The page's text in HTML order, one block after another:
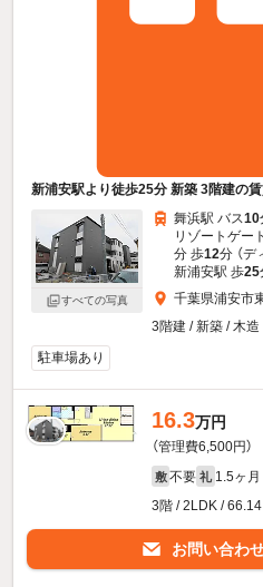
新浦安駅より徒歩25分 新築 3階建の
すべての写真
舞浜駅 バス10
リゾートゲー
分 歩12分 （デ
新浦安駅 歩25
千葉県浦安市
3階建 / 新築 / 木造
駐車場あり
16.3万円
（管理費6,500円）
敷 不要 礼 1.5ヶ月
3階 / 2LDK / 66.14
お問い合わ